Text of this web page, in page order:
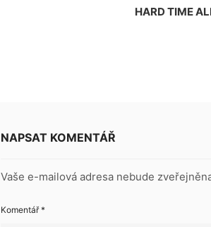
HARD TIME
NAPSAT KOMENTÁŘ
Vaše e-mailová adresa nebude
Komentář*